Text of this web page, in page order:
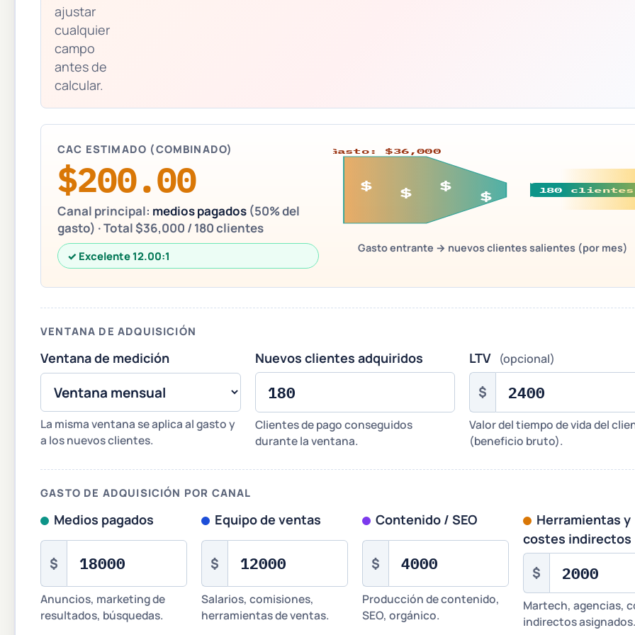
ajustar
cualquier
campo
antes de
calcular.
CAC ESTIMADO (COMBINADO)
$200.00
Canal principal: medios pagados (50% del
gasto) · Total $36,000 / 180 clientes
✓ Excelente 12.00:1
180 clientes
Gasto: $36,000
$
$
$
$
Gasto entrante → nuevos clientes salientes (por mes)
VENTANA DE ADQUISICIÓN
Ventana de medición
La misma ventana se aplica al gasto y
a los nuevos clientes.
Nuevos clientes adquiridos
Clientes de pago conseguidos
durante la ventana.
LTV (opcional)
$
Valor del tiempo de vida del
(beneficio bruto).
GASTO DE ADQUISICIÓN POR CANAL
Medios pagados
$
Anuncios, marketing de
resultados, búsquedas.
Equipo de ventas
$
Salarios, comisiones,
herramientas de ventas.
Contenido / SEO
$
Producción de contenido,
SEO, orgánico.
Herramientas y
costes indirectos
$
Martech, agencias,
indirectos asignados.